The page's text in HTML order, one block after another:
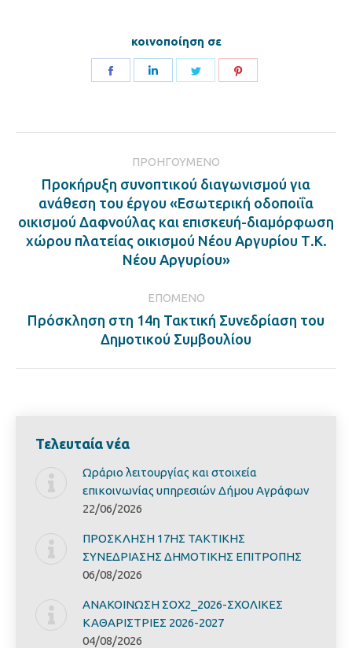
κοινοποίηση σε
Share
ΠΡΟΗΓΟΎΜΕΝΟ
Previous
post:
Προκήρυξη συνοπτικού διαγωνισμού για
ανάθεση του έργου «Εσωτερική οδοποιΐα
οικισμού Δαφνούλας και επισκευή-διαμόρφωση
χώρου πλατείας οικισμού Νέου Αργυρίου Τ.Κ.
Νέου Αργυρίου»
ΕΠΌΜΕΝΟ
Next
post:
Πρόσκληση στη 14η Τακτική Συνεδρίαση του
Δημοτικού Συμβουλίου
Τελευταία νέα
Ωράριο λειτουργίας και στοιχεία
επικοινωνίας υπηρεσιών Δήμου Αγράφων
22/06/2026
ΠΡΟΣΚΛΗΣΗ 17ΗΣ ΤΑΚΤΙΚΗΣ
ΣΥΝΕΔΡΙΑΣΗΣ ΔΗΜΟΤΙΚΗΣ ΕΠΙΤΡΟΠΗΣ
06/08/2026
ΑΝΑΚΟΙΝΩΣΗ ΣΟΧ2_2026-ΣΧΟΛΙΚΕΣ
ΚΑΘΑΡΙΣΤΡΙΕΣ 2026-2027
04/08/2026